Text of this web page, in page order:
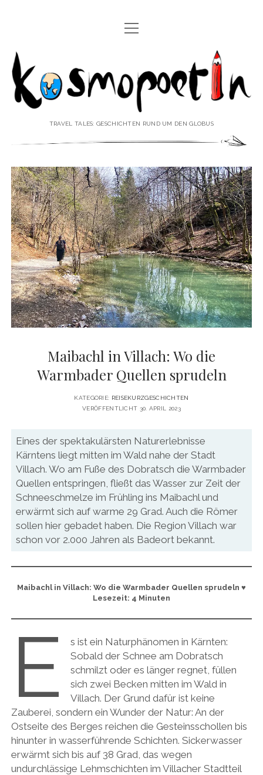
REISEREPORTAGEN
REISEPOESIE
REISEKOLUMNEN
REISEVIDEOS
REISESPECIALS
♥ ÜBER DEN REISEBLOG Menü
öffnen
IMPRESSUM
DATENSCHUTZERKLÄRUNG
♥ ÜBER DIE AUTORIN Menü
öffnen
VITA
PRESSE & MEDIEN
MEDIADATEN
twitterfacebook
pinterestyoutubeinstagram
Menü
öffnen
Kosmopoetin
TRAVEL TALES: GESCHICHTEN RUND UM DEN GLOBUS
Maibachl in Villach: Wo die
Warmbader Quellen sprudeln
KATEGORIE: REISEKURZGESCHICHTEN
VERÖFFENTLICHT 30. APRIL 2023
Eines der spektakulärsten Naturerlebnisse
Kärntens liegt mitten im Wald nahe der Stadt
Villach. Wo am Fuße des Dobratsch die Warmbader
Quellen entspringen, fließt das Wasser zur Zeit der
Schneeschmelze im Frühling ins Maibachl und
erwärmt sich auf warme 29 Grad. Auch die Römer
sollen hier gebadet haben. Die Region Villach war
schon vor 2.000 Jahren als Badeort bekannt.
Maibachl in Villach: Wo die Warmbader Quellen sprudeln ♥
Lesezeit: 4 Minuten
E
s ist ein Naturphänomen in Kärnten:
Sobald der Schnee am Dobratsch
schmilzt oder es länger regnet, füllen
sich zwei Becken mitten im Wald in
Villach. Der Grund dafür ist keine
Zauberei, sondern ein Wunder der Natur: An der
Ostseite des Berges reichen die Gesteinsschollen bis
hinunter in wasserführende Schichten. Sickerwasser
erwärmt sich bis auf 38 Grad, das wegen
undurchlässige Lehmschichten im Villacher Stadtteil